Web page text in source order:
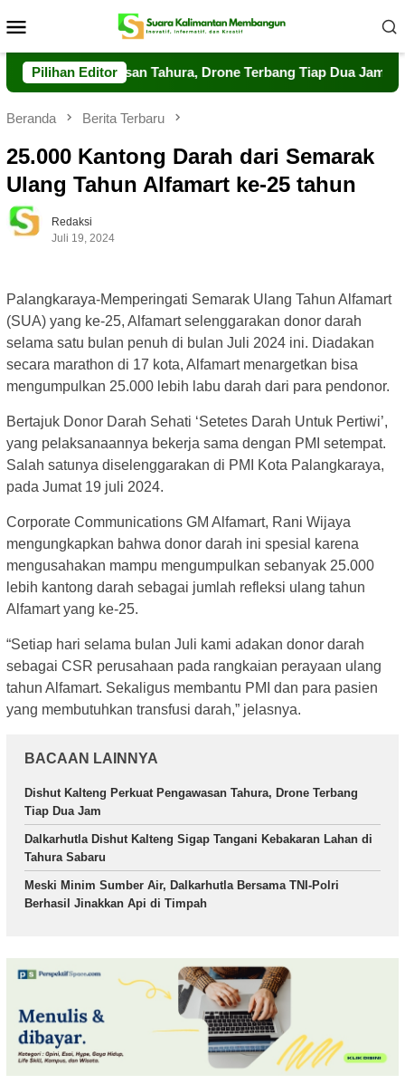
ke
Mobile
Pilihan EditorTahura, Drone Terbang Tiap Dua Jam
Beranda Berita Terbaru
25.000 Kantong Darah dari Semarak
Ulang Tahun Alfamart ke-25 tahun
Redaksi
Juli 19, 2024
Palangkaraya-Memperingati Semarak Ulang Tahun Alfamart
(SUA) yang ke-25, Alfamart selenggarakan donor darah
selama satu bulan penuh di bulan Juli 2024 ini. Diadakan
secara marathon di 17 kota, Alfamart menargetkan bisa
mengumpulkan 25.000 lebih labu darah dari para pendonor.
Bertajuk Donor Darah Sehati ‘Setetes Darah Untuk Pertiwi’,
yang pelaksanaannya bekerja sama dengan PMI setempat.
Salah satunya diselenggarakan di PMI Kota Palangkaraya,
pada Jumat 19 juli 2024.
Corporate Communications GM Alfamart, Rani Wijaya
mengungkapkan bahwa donor darah ini spesial karena
mengusahakan mampu mengumpulkan sebanyak 25.000
lebih kantong darah sebagai jumlah refleksi ulang tahun
Alfamart yang ke-25.
“Setiap hari selama bulan Juli kami adakan donor darah
sebagai CSR perusahaan pada rangkaian perayaan ulang
tahun Alfamart. Sekaligus membantu PMI dan para pasien
yang membutuhkan transfusi darah,” jelasnya.
BACAAN LAINNYA
Dishut Kalteng Perkuat Pengawasan Tahura, Drone Terbang
Tiap Dua Jam
Dalkarhutla Dishut Kalteng Sigap Tangani Kebakaran Lahan di
Tahura Sabaru
Meski Minim Sumber Air, Dalkarhutla Bersama TNI-Polri
Berhasil Jinakkan Api di Timpah